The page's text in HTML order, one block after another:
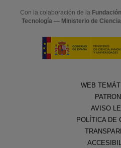
Con la colaboración de la
Tecnología — Ministerio de
WEB
AVISO
POLÍTICA DE